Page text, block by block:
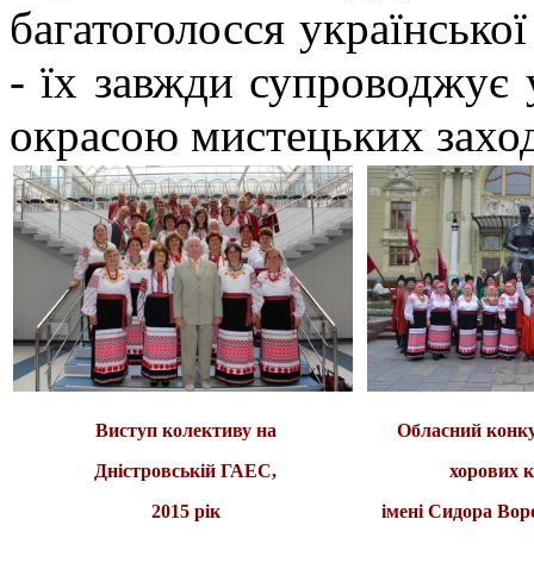
багатоголосся
- їх завжди супроводжує
окрасою мистецьких
Виступ колективу на
Дністровській ГАЕС,
2015 рік
Обласний
хорових
імені Сидора